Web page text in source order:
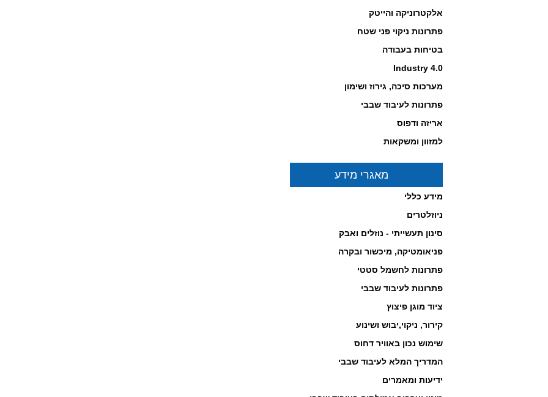
פניאומטיקה תוצרת נורגרן
לחץ כאן לפרטים...
-------------------------------------------------
בוכנות חשמליות מבית
NORGREN
-------------------------------------------------
פרסוסטטים מתקדמים מבית
אלקטרוניקה והייטק
פתרונות ניקוי פני שטח
בטיחות בעבודה
Industry 4.0
מערכות סיכה, גירוז ושימון
פתרונות לעיבוד שבבי
אריזה ודפוס
למזוון ומשקאות
מאגרי מידע
מידע כללי
ניוזלטרים
סינון תעשייתי - נוזלים ואבק
פניאומטיקה, מיכשור ובקרה
פתרונות לחשמל סטטי
פתרונות לעיבוד שבבי
ציוד מוגן פיצוץ
קירור, ניקוי,יבוש ושינוע
שימוש נכון באוויר דחוס
המדריך המלא לעיבוד שבבי
ידיעות ומאמרים